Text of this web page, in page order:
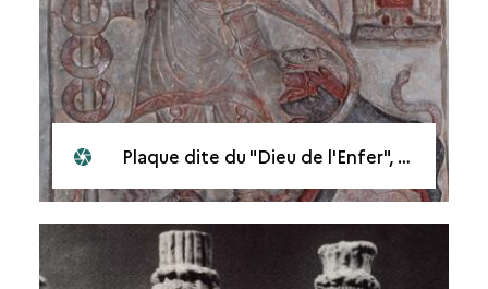
Plaque dite du "Dieu de l'Enfer", musée culturel de Mossoul